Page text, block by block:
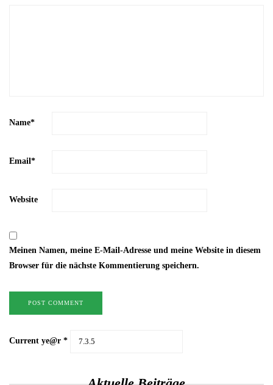
Name*
Email*
Website
Meinen Namen, meine E-Mail-Adresse und meine Website in diesem
Browser für die nächste Kommentierung speichern.
Current ye@r *